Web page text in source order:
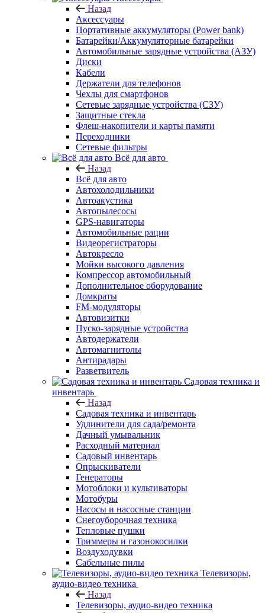
Назад
Аксессуары
Портативные аккумуляторы (Power bank)
Батарейки/Аккумуляторные батарейки
Автомобильные зарядные устройства (АЗУ)
Диски
Кабели
Держатели для телефонов
Чехлы для смартфонов
Сетевые зарядные устройства (СЗУ)
Защитные стекла
Флеш-накопители и карты памяти
Переходники
Сетевые фильтры
Всё для авто
Назад
Всё для авто
Автохолодильники
Автоакустика
Автопылесосы
GPS-навигаторы
Автомобильные рации
Видеорегистраторы
Автокресло
Мойки высокого давления
Компрессор автомобильный
Дополнительное оборудование
Домкраты
FM-модуляторы
Автовизитки
Пуско-зарядные устройства
Автодержатели
Автомагнитолы
Антирадары
Разветвитель
Садовая техника и
инвентарь
Назад
Садовая техника и инвентарь
Удлинители для сада/ремонта
Дачный умывальник
Расходный материал
Садовый инвентарь
Опрыскиватели
Генераторы
Мотоблоки и культиваторы
Мотобуры
Насосы и насосные станции
Снегоуборочная техника
Тепловые пушки
Триммеры и газонокосилки
Воздуходувки
Сабельные пилы
Телевизоры,
аудио-видео техника
Назад
Телевизоры, аудио-видео техника